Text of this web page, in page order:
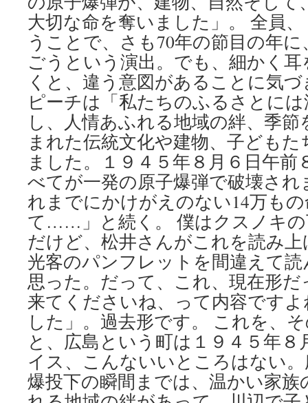
大切な命を奪いました」。 全員
うことで、さも70年の節目の年
ごうという演出。でも、細かく
くと、違う意図があることに気
ピーチは「私たちのふるさとに
し、人情あふれる地域の絆、季
まれた伝統文化や建物、子ども
ました。１９４５年８月６日午前
べてが一発の原子爆弾で破壊さ
れまでにかけがえのない14万も
て……」と続く。 僕はクスノキ
だけど、松井さんがこれを読み
光客のパンフレットを間違えて
思った。だって、これ、現在形
来てくださいね、って内容です
した」。過去形です。 これを、
と、広島という町は１９４５年
イス、こんないいところはない
爆投下の瞬間までは、温かい家